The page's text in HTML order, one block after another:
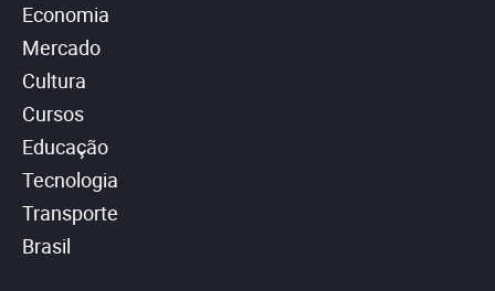
Economia
Mercado
Cultura
Cursos
Educação
Tecnologia
Transporte
Brasil